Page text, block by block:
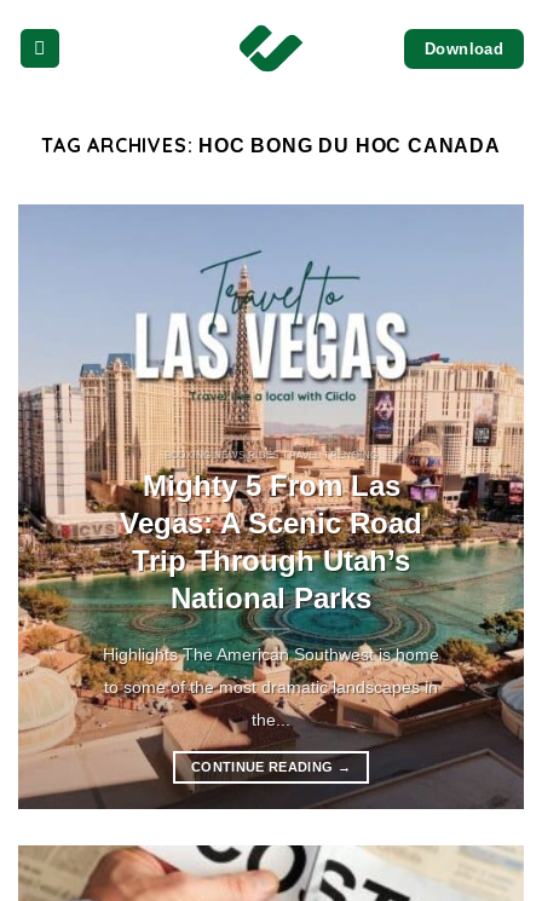
Download
TAG ARCHIVES: HOC BONG DU HOC CANADA
BOOKING NEWS RIDES TRAVEL TRENDING
Mighty 5 From Las
Vegas: A Scenic Road
Trip Through Utah’s
National Parks
Highlights The American Southwest is home
to some of the most dramatic landscapes in
the...
CONTINUE READING →